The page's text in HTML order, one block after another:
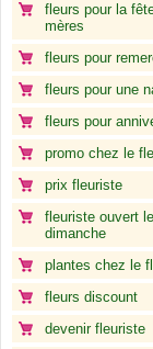
fleurs pour la
mères
fleurs pour
fleurs pour une
fleurs pour
promo chez le
prix fleuriste
fleuriste ouvert le
dimanche
plantes chez le
fleurs discount
devenir fleuriste